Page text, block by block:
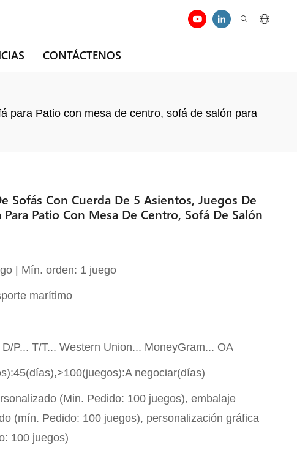
CONTÁCTENOS
para Patio con mesa de centro, sofá de salón para
Sofás Con Cuerda De 5 Asientos, Juegos De
Patio Con Mesa De Centro, Sofá De Salón
| Mín. orden: 1 juego
marítimo
P... T/T... Western Union... MoneyGram... OA
negociar(días)
(Min. Pedido: 100 juegos), embalaje
(mín. Pedido: 100 juegos), personalización gráfica
100 juegos)